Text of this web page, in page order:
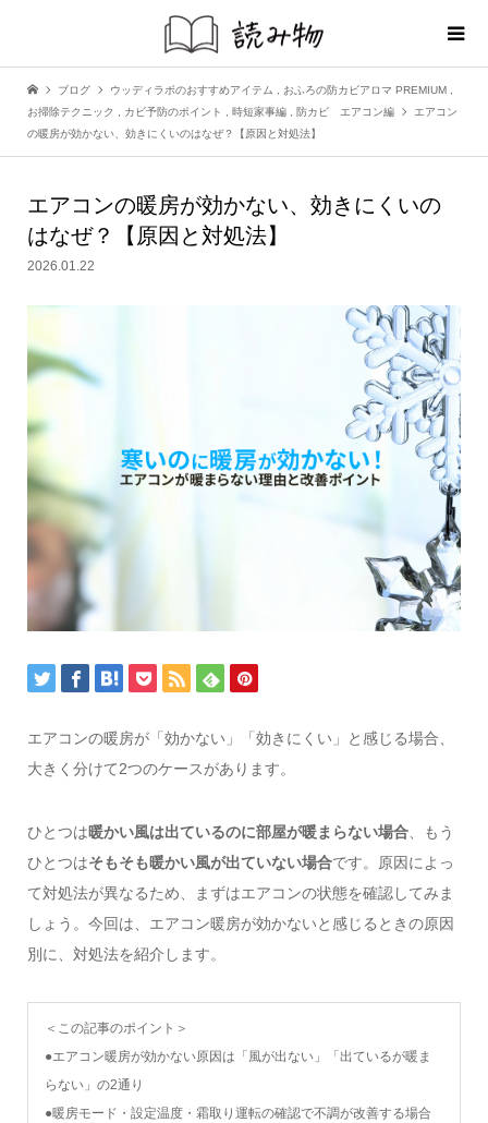
ブログ ウッディラボのおすすめアイテム おふろの防カビアロマ PREMIUM
お掃除テクニック
カビ予防のポイント 時短家事編 防カビ エアコン編
エアコン
の暖房が効かない、効きにくいのはなぜ？【原因と対処法】
エアコンの暖房が効かない、効きにくいの
はなぜ？【原因と対処法】
2026.01.22
エアコンの暖房が「効かない」「効きにくい」と感じる場合、
大きく分けて2つのケースがあります。
ひとつは暖かい風は出ているのに部屋が暖まらない場合、もう
ひとつはそもそも暖かい風が出ていない場合です。原因によっ
て対処法が異なるため、まずはエアコンの状態を確認してみま
しょう。今回は、エアコン暖房が効かないと感じるときの原因
別に、対処法を紹介します。
＜この記事のポイント＞
●エアコン暖房が効かない原因は「風が出ない」「出ているが暖ま
らない」の2通り
●暖房モード・設定温度・霜取り運転の確認で不調が改善する場合